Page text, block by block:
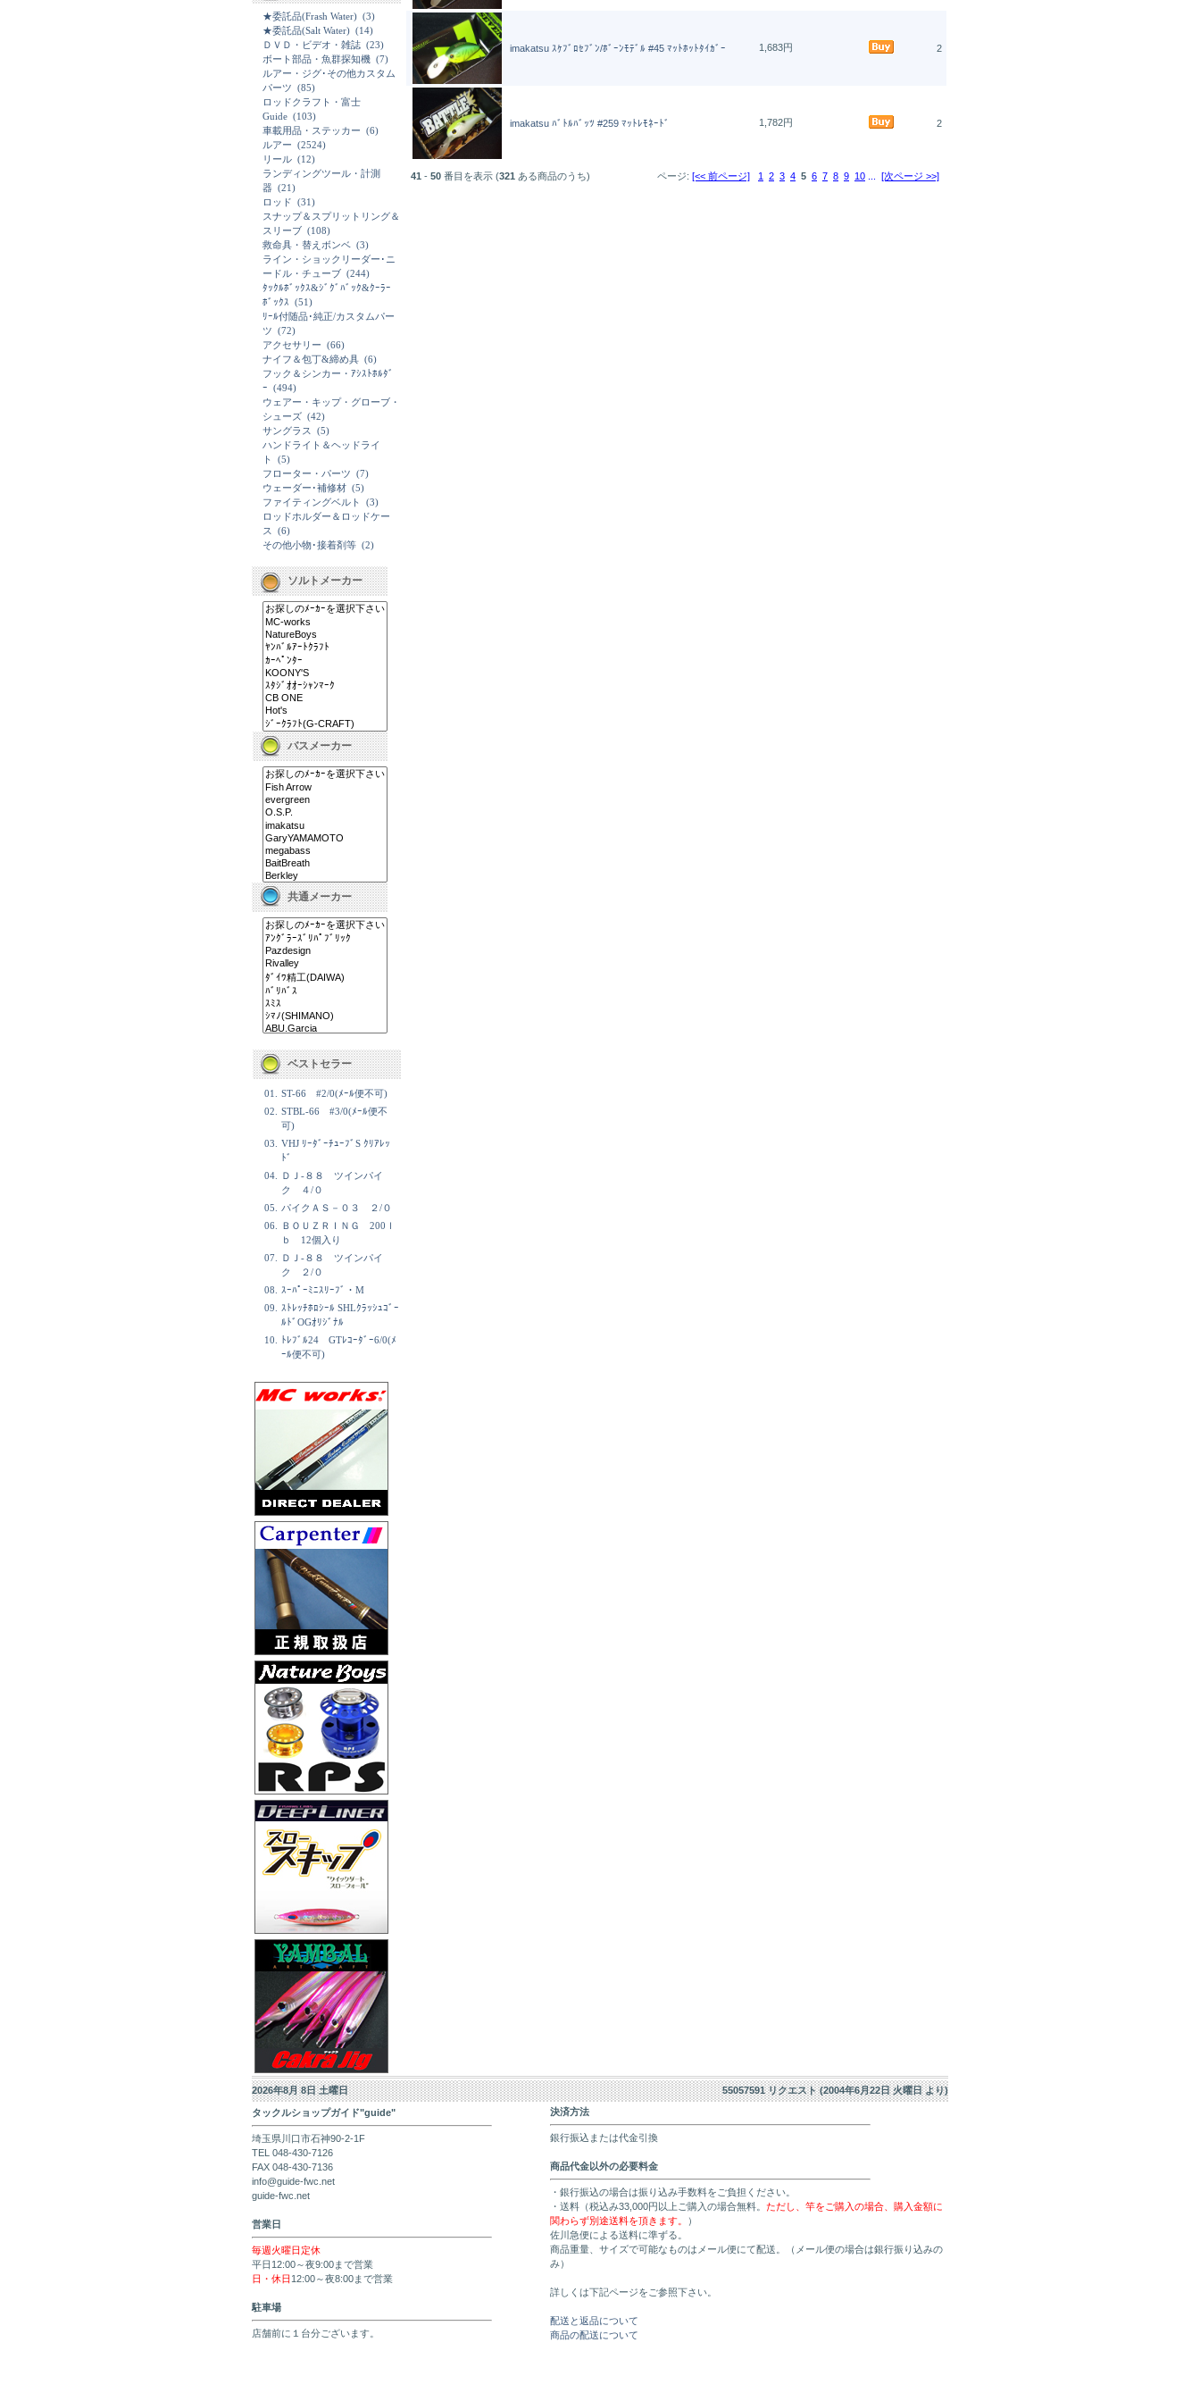
★委託品(Frash Water) (3)
★委託品(Salt Water) (14)
ＤＶＤ・ビデオ・雑誌 (23)
ボート部品・魚群探知機 (7)
ルアー・ジグ･その他カスタム
パーツ (85)
ロッドクラフト・富士
Guide (103)
車載用品・ステッカー (6)
ルアー (2524)
リール (12)
ランディングツール・計測
器 (21)
ロッド (31)
スナップ＆スプリットリング＆
スリーブ (108)
救命具・替えボンベ (3)
ライン・ショックリーダー･ニ
ードル・チューブ (244)
ﾀｯｸﾙﾎﾞｯｸｽ&ｼﾞｸﾞﾊﾞｯｸ&ｸｰﾗｰ
ﾎﾞｯｸｽ (51)
ﾘｰﾙ付随品･純正/カスタムパー
ツ (72)
アクセサリー (66)
ナイフ＆包丁&締め具 (6)
フック＆シンカー・ｱｼｽﾄﾎﾙﾀﾞ
ｰ (494)
ウェアー・キップ・グローブ・
シューズ (42)
サングラス
(5)
ハンドライト＆ヘッドライ
ト
(5)
フローター・パーツ (7)
ウェーダー･補修材 (5)
ファイティングベルト
(3)
ロッドホルダー＆ロッドケー
ス
(6)
その他小物･接着剤等 (2)
ソルトメーカー
バスメーカー
共通メーカー
ベストセラー
01.
ST-66 #2/0(ﾒｰﾙ便不可)
02.
STBL-66 #3/0(ﾒｰﾙ便不
可)
03.
VHJ ﾘｰﾀﾞｰﾁｭｰﾌﾞS ｸﾘｱﾚｯ
ﾄﾞ
04.
ＤＪ-８８ ツインパイ
ク ４/０
05.
パイクＡＳ－０３ ２/０
06.
ＢＯＵＺＲＩＮＧ 200ｌ
ｂ 12個入り
07.
ＤＪ-８８ ツインパイ
ク ２/０
08.
ｽｰﾊﾟｰﾐﾆｽﾘｰﾌﾞ・M
09.
ｽﾄﾚｯﾁﾎﾛｼｰﾙ SHLｸﾗｯｼｭｺﾞｰ
ﾙﾄﾞOGｵﾘｼﾞﾅﾙ
10.
ﾄﾚﾌﾞﾙ24 GTﾚｺｰﾀﾞｰ6/0(ﾒ
ｰﾙ便不可)
imakatsu ｽｹﾌﾞﾛｾﾌﾞﾝ/ﾎﾞｰﾝﾓﾃﾞﾙ #45 ﾏｯﾄﾎｯﾄﾀｲｶﾞｰ 1,683円 2
imakatsu ﾊﾞﾄﾙﾊﾞｯﾂ #259 ﾏｯﾄﾚﾓﾈｰﾄﾞ 1,782円 2
41 - 50 番目を表示 (321 ある商品のうち) ページ: [<< 前ページ] 1 2 3 4 5 6 7 8 9 10 [次ページ >>]
2026年8月 8日 土曜日 55057591 リクエスト (2004年6月22日 火曜日 より)
タックルショップガイド"guide"
埼玉県川口市石神90-2-1F
TEL 048-430-7126
FAX 048-430-7136
info@guide-fwc.net
guide-fwc.net
営業日
毎週火曜日定休
平日12:00～夜9:00まで営業
日・休日 12:00～夜8:00まで営業
駐車場
店舗前に１台分ございます。
決済方法
銀行振込または代金引換
商品代金以外の必要料金
・銀行振込の場合は振り込み手数料をご負担ください。
・送料（税込み33,000円以上ご購入の場合無料。 ただし、竿をご購入の場合、購入金額に
関わらず別途送料を頂きます。
）
佐川急便による送料に準ずる。
商品重量、サイズで可能なものはメール便にて配送。（メール便の場合は銀行振り込みの
み）
詳しくは下記ページをご参照下さい。
配送と返品について
商品の配送について